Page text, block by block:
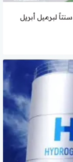
أرامكو ترفع سعر العربي الخفيف لآسيا بزيادة 75 سنتاً لبرميل أبريل